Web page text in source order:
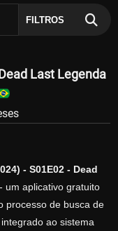
FILTROS
Last Legenda
- S01E02 - Dead
um aplicativo gratuito
processo de busca de
ao sistema